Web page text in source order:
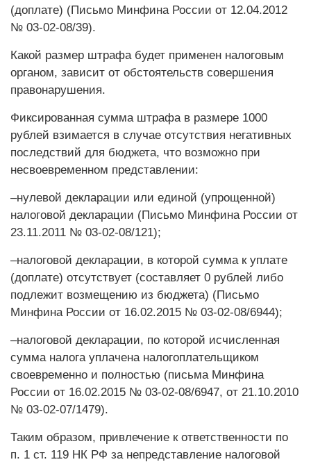
(доплате) (Письмо Минфина России от 12.04.2012
№ 03-02-08/39).
Какой размер штрафа будет применен налоговым
органом, зависит от обстоятельств совершения
правонарушения.
Фиксированная сумма штрафа в размере 1000
рублей взимается в случае отсутствия негативных
последствий для бюджета, что возможно при
несвоевременном представлении:
–нулевой декларации или единой (упрощенной)
налоговой декларации (Письмо Минфина России от
23.11.2011 № 03-02-08/121);
–налоговой декларации, в которой сумма к уплате
(доплате) отсутствует (составляет 0 рублей либо
подлежит возмещению из бюджета) (Письмо
Минфина России от 16.02.2015 № 03-02-08/6944);
–налоговой декларации, по которой исчисленная
сумма налога уплачена налогоплательщиком
своевременно и полностью (письма Минфина
России от 16.02.2015 № 03-02-08/6947, от 21.10.2010
№ 03-02-07/1479).
Таким образом, привлечение к ответственности по
п. 1 ст. 119 НК РФ за непредставление налоговой